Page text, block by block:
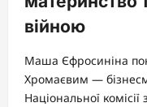
війною
Маша Єфросиніна
Хромаєвим —
Національної